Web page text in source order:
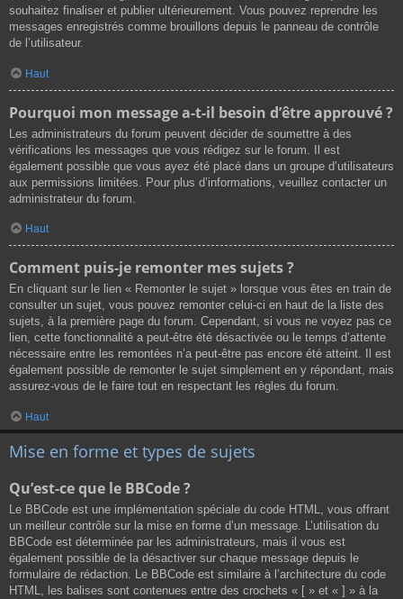
souhaitez finaliser et publier ultérieurement. Vous pouvez reprendre les
messages enregistrés comme brouillons depuis le panneau de contrôle
de l’utilisateur.
Haut
Pourquoi mon message a-t-il besoin d’être approuvé ?
Les administrateurs du forum peuvent décider de soumettre à des
vérifications les messages que vous rédigez sur le forum. Il est
également possible que vous ayez été placé dans un groupe d’utilisateurs
aux permissions limitées. Pour plus d’informations, veuillez contacter un
administrateur du forum.
Haut
Comment puis-je remonter mes sujets ?
En cliquant sur le lien « Remonter le sujet » lorsque vous êtes en train de
consulter un sujet, vous pouvez remonter celui-ci en haut de la liste des
sujets, à la première page du forum. Cependant, si vous ne voyez pas ce
lien, cette fonctionnalité a peut-être été désactivée ou le temps d’attente
nécessaire entre les remontées n’a peut-être pas encore été atteint. Il est
également possible de remonter le sujet simplement en y répondant, mais
assurez-vous de le faire tout en respectant les règles du forum.
Haut
Mise en forme et types de sujets
Qu’est-ce que le BBCode ?
Le BBCode est une implémentation spéciale du code HTML, vous offrant
un meilleur contrôle sur la mise en forme d’un message. L’utilisation du
BBCode est déterminée par les administrateurs, mais il vous est
également possible de la désactiver sur chaque message depuis le
formulaire de rédaction. Le BBCode est similaire à l’architecture du code
HTML, les balises sont contenues entre des crochets « [ » et « ] » à la